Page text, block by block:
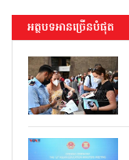
អត្ថបទអានច្រើនបំផុត